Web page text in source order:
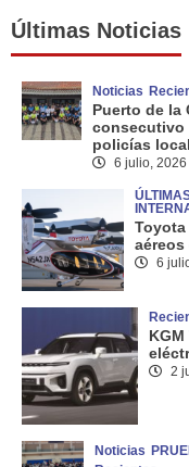
Últimas Noticias
Noticias
Puerto de la
consecutivo
policías
6 julio, 2026
6
2
Noticias